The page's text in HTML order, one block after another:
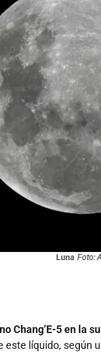
Luna Foto:
Chang’E-5 en la
este líquido, según